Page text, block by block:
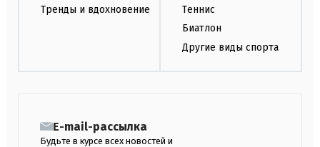
Тренды и вдохновение
Теннис
Биатлон
Другие виды спорта
E-mail-рассылка
Будьте в курсе всех новостей и